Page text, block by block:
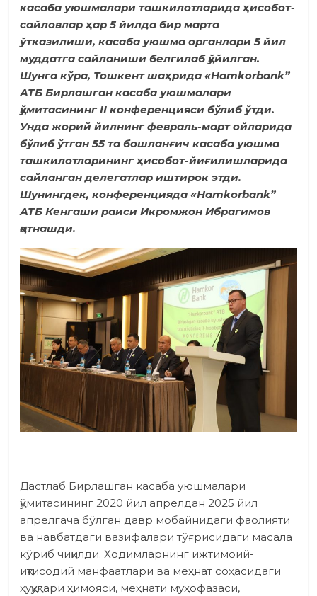
касаба уюшмалари ташкилотларида ҳисобот-
сайловлар ҳар 5 йилда бир марта
ўтказилиши, касаба уюшма органлари 5 йил
муддатга сайланиши белгилаб қўйилган.
Шунга кўра, Тошкент шаҳрида «Hamkorbank”
АТБ Бирлашган касаба уюшмалари
қўмитасининг II конференцияси бўлиб ўтди.
Унда жорий йилнинг февраль-март ойларида
бўлиб ўтган 55 та бошланғич касаба уюшма
ташкилотларининг ҳисобот-йиғилишларида
сайланган делегатлар иштирок этди.
Шунингдек, конференцияда «Hamkorbank”
АТБ Кенгаши раиси Икромжон Ибрагимов
қатнашди.
Дастлаб Бирлашган касаба уюшмалари
қўмитасининг 2020 йил апрелдан 2025 йил
апрелгача бўлган давр мобайнидаги фаолияти
ва навбатдаги вазифалари тўғрисидаги масала
кўриб чиқилди. Ходимларнинг ижтимоий-
иқтисодий манфаатлари ва меҳнат соҳасидаги
ҳуқуқлари ҳимояси, меҳнати муҳофазаси,